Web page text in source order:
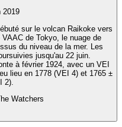
2019
sur le volcan Raikoke vers
de Tokyo, le nuage de
du niveau de la mer. Les
jusqu'au 22 juin.
à février 1924, avec un VEI
lieu en 1778 (VEI 4) et 1765 ±
2).
Watchers